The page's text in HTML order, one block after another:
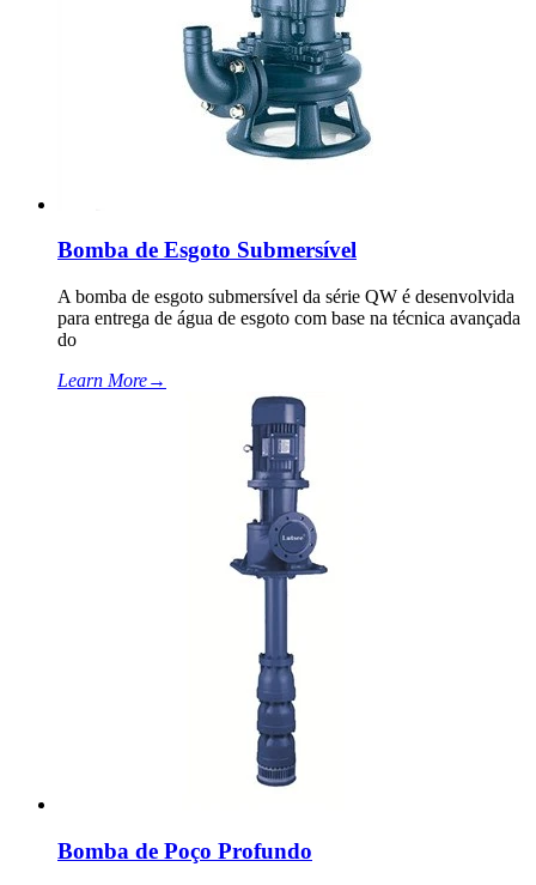
Bomba de Esgoto Submersível
A bomba de esgoto submersível da série QW é desenvolvida
para entrega de água de esgoto com base na técnica avançada
do
Learn More→
Bomba de Poço Profundo